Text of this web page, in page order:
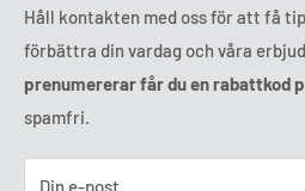
Håll kontakten med oss för att få
förbättra din vardag och våra
prenumererar får du en rabattkod
spamfri.
Din e-post